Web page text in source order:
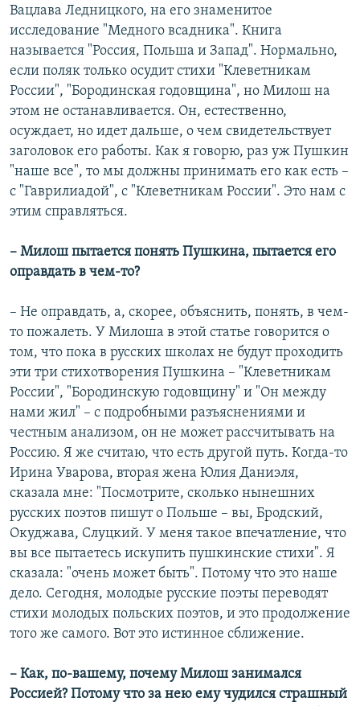
Вацлава Ледницкого, на его знаменитое
исследование "Медного всадника". Книга
называется "Россия, Польша и Запад". Нормально,
если поляк только осудит стихи "Клеветникам
России", "Бородинская годовщина", но Милош на
этом не останавливается. Он, естественно,
осуждает, но идет дальше, о чем свидетельствует
заголовок его работы. Как я говорю, раз уж Пушкин
"наше все", то мы должны принимать его как есть –
с "Гаврилиадой", с "Клеветникам России". Это нам с
этим справляться.
– Милош пытается понять Пушкина, пытается его
оправдать в чем-то?
– Не оправдать, а, скорее, объяснить, понять, в чем-
то пожалеть. У Милоша в этой статье говорится о
том, что пока в русских школах не будут проходить
эти три стихотворения Пушкина – "Клеветникам
России", "Бородинскую годовщину" и "Он между
нами жил" – с подробными разъяснениями и
честным анализом, он не может рассчитывать на
Россию. Я же считаю, что есть другой путь. Когда-то
Ирина Уварова, вторая жена Юлия Даниэля,
сказала мне: "Посмотрите, сколько нынешних
русских поэтов пишут о Польше – вы, Бродский,
Окуджава, Слуцкий. У меня такое впечатление, что
вы все пытаетесь искупить пушкинские стихи". Я
сказала: "очень может быть". Потому что это наше
дело. Сегодня, молодые русские поэты переводят
стихи молодых польских поэтов, и это продолжение
того же самого. Вот это истинное сближение.
– Как, по-вашему, почему Милош занимался
Россией? Потому что за нею ему чудился страшный